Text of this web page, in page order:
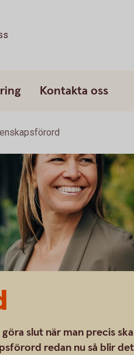
Kontakta oss
slut när man precis
redan nu så blir